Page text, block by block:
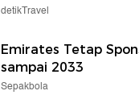
detikTravel
Emirates Tetap
sampai 2033
Sepakbola